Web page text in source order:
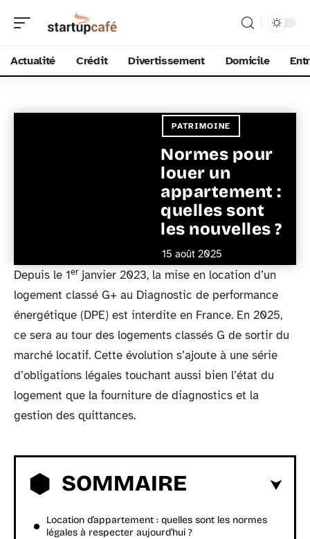
Actualité Crédit Divertissement Domicile
PATRIMOINE
Normes pour
louer un
appartement :
quelles sont
les nouvelles ?
15 août 2025
Depuis le 1erjanvier 2023, la mise en location d’un
logement classé G+ au Diagnostic de performance
énergétique (DPE) est interdite en France. En 2025,
ce sera au tour des logements classés G de sortir du
marché locatif. Cette évolution s’ajoute à une série
d’obligations légales touchant aussi bien l’état du
logement que la fourniture de diagnostics et la
gestion des quittances.
SOMMAIRE
Location d’appartement : quelles sont les normes
légales à respecter aujourd’hui ?